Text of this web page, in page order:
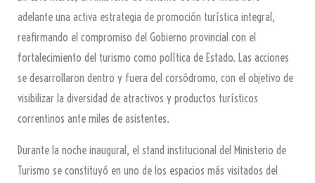
adelante una activa estrategia de promoción turística integral,
reafirmando el compromiso del Gobierno provincial con el
fortalecimiento del turismo como política de Estado. Las acciones
se desarrollaron dentro y fuera del corsódromo, con el objetivo de
visibilizar la diversidad de atractivos y productos turísticos
correntinos ante miles de asistentes.
Durante la noche inaugural, el stand institucional del Ministerio de
Turismo se constituyó en uno de los espacios más visitados del